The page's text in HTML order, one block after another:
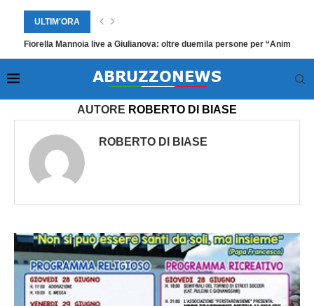
ULTIM'ORA
Fiorella Mannoia live a Giulianova: oltre duemila persone per “Anime
Home Archivi per Roberto Di Biase»Pagina 2
AUTORE ROBERTO DI BIASE
ROBERTO DI BIASE